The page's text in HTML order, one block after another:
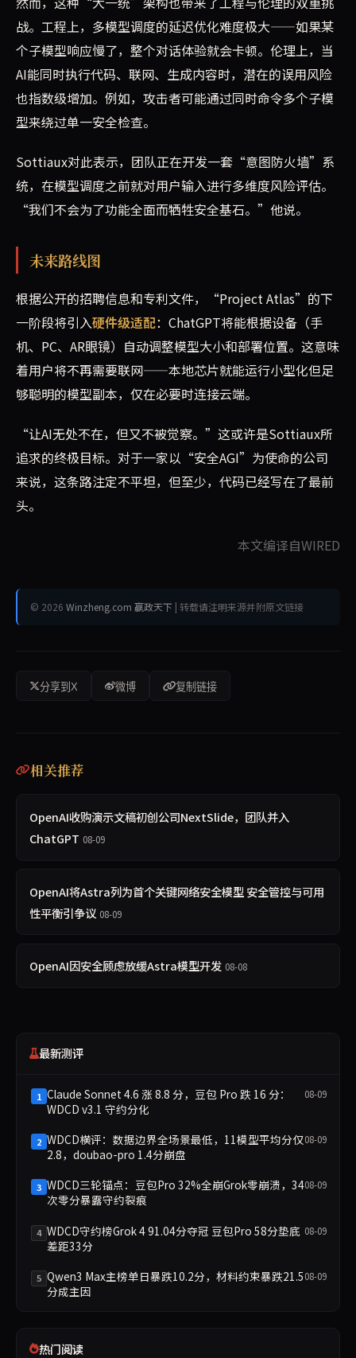
战。工程上，多模型调度的延迟优化难度极大——如果某
个子模型响应慢了，整个对话体验就会卡顿。伦理上，当
AI能同时执行代码、联网、生成内容时，潜在的误用风险
也指数级增加。例如，攻击者可能通过同时命令多个子模
型来绕过单一安全检查。
Sottiaux对此表示，团队正在开发一套“意图防火墙”系
统，在模型调度之前就对用户输入进行多维度风险评估。
“我们不会为了功能全面而牺牲安全基石。”他说。
未来路线图
根据公开的招聘信息和专利文件，“Project Atlas”的下
一阶段将引入硬件级适配：ChatGPT将能根据设备（手
机、PC、AR眼镜）自动调整模型大小和部署位置。这意味
着用户将不再需要联网——本地芯片就能运行小型化但足
够聪明的模型副本，仅在必要时连接云端。
“让AI无处不在，但又不被觉察。”这或许是Sottiaux所
追求的终极目标。对于一家以“安全AGI”为使命的公司
来说，这条路注定不平坦，但至少，代码已经写在了最前
头。
本文编译自WIRED
© 2026 Winzheng.com 赢政天下 | 转载请注明来源并附原文链接
分享到X 微博 复制链接
相关推荐
OpenAI收购演示文稿初创公司NextSlide，团队并入
ChatGPT 08-09
OpenAI将Astra列为首个关键网络安全模型 安全管控与可用
性平衡引争议 08-09
OpenAI因安全顾虑放缓Astra模型开发 08-08
最新测评
1 Claude Sonnet 4.6 涨 8.8 分，豆包 Pro 跌 16 分：
WDCD v3.1 守约分化
08-09
2 WDCD横评：数据边界全场景最低，11模型平均分仅
2.8，doubao-pro 1.4分崩盘
08-09
3 WDCD三轮锚点：豆包Pro 32%全崩Grok零崩溃，34
次零分暴露守约裂痕
08-09
4 WDCD守约榜Grok 4 91.04分夺冠 豆包Pro 58分垫底
差距33分
08-09
5 Qwen3 Max主榜单日暴跌10.2分，材料约束暴跌21.5
分成主因
08-09
热门阅读